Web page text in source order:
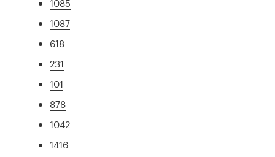
1085
1087
618
231
101
878
1042
1416